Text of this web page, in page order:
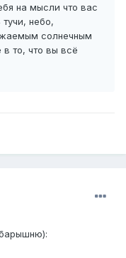
на мысли что вас
тучи, небо,
солнечным
в то, что вы всё